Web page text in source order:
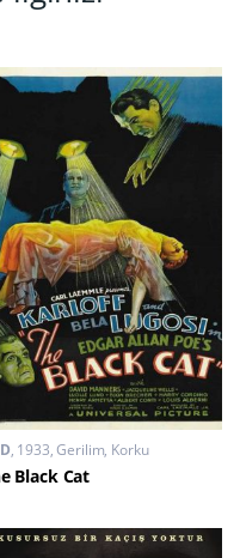
1933 Gerilim, Korku
Black Cat